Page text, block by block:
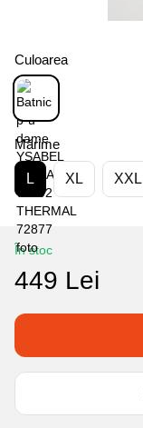
Culoarea
Mărime
L XL XXL
În stoc
449 Lei